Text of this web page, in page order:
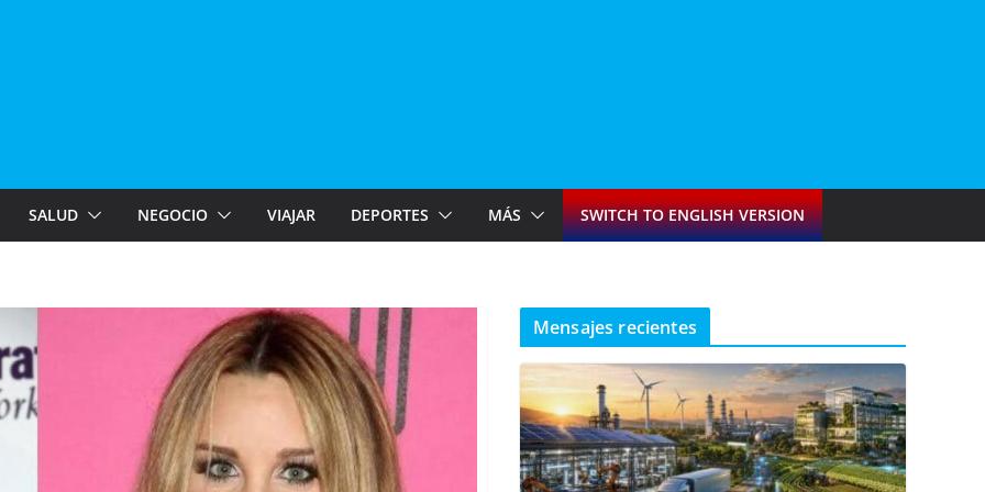
SALUD NEGOCIO VIAJAR DEPORTES MÁS SWITCH TO ENGLISH VERSION
Mensajes recientes